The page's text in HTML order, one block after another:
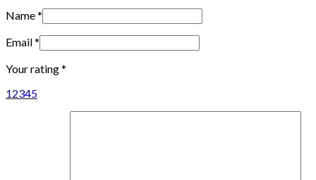
Name*
Email*
Your rating*
12345